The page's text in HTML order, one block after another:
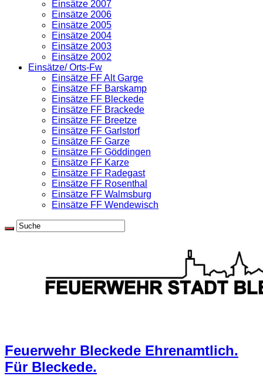
Einsätze 2007
Einsätze 2006
Einsätze 2005
Einsätze 2004
Einsätze 2003
Einsätze 2002
Einsätze/ Orts-Fw
Einsätze FF Alt Garge
Einsätze FF Barskamp
Einsätze FF Bleckede
Einsätze FF Brackede
Einsätze FF Breetze
Einsätze FF Garlstorf
Einsätze FF Garze
Einsätze FF Göddingen
Einsätze FF Karze
Einsätze FF Radegast
Einsätze FF Rosenthal
Einsätze FF Walmsburg
Einsätze FF Wendewisch
Feuerwehr Bleckede Ehrenamtlich.
Für Bleckede.